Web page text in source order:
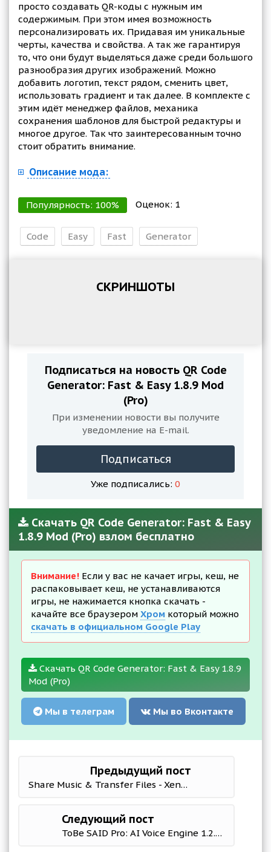
просто создавать QR-коды с нужным им
содержимым. При этом имея возможность
персонализировать их. Придавая им уникальные
черты, качества и свойства. А так же гарантируя
то, что они будут выделяться даже среди большого
разнообразия других изображений. Можно
добавить логотип, текст рядом, сменить цвет,
использовать градиент и так далее. В комплекте с
этим идёт менеджер файлов, механика
сохранения шаблонов для быстрой редактуры и
многое другое. Так что заинтересованным точно
стоит обратить внимание.
Описание мода:
Популярность: 100% Оценок: 1
Code Easy Fast Generator
СКРИНШОТЫ
Подписаться на новость QR Code
Generator: Fast & Easy 1.8.9 Mod
(Pro)
При изменении новости вы получите
уведомление на E-mail.
Подписаться
Уже подписались: 0
Скачать QR Code Generator: Fast & Easy
1.8.9 Mod (Pro) взлом бесплатно
Внимание! Если у вас не качает игры, кеш, не
распаковывает кеш, не устанавливаются
игры, не нажимается кнопка скачать -
качайте все браузером Хром который можно
скачать в официальном Google Play
Скачать QR Code Generator: Fast & Easy 1.8.9
Mod (Pro)
Мы в телеграм Мы во Вконтакте
Предыдущий пост
Share Music & Transfer Files - Xender 18.5.0 Mod (Unlocked)
Следующий пост
ToBe SAID Pro: AI Voice Engine 1.2.10 Мод (полная версия)